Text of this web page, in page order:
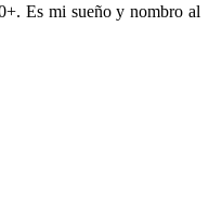
Es mi sueño y nombro al